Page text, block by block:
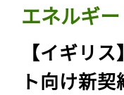
エネルギ
【イギリ
ト向け新